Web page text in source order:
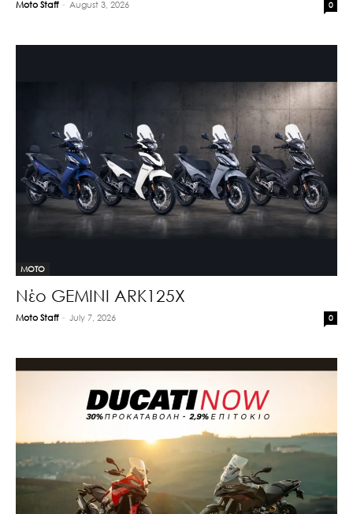
Moto Staff - August 3, 2026 0
MOTO
Νέο GEMINI ARK125X
Moto Staff - July 7, 2026 0